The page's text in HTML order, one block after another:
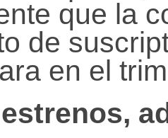
que la
de
en el